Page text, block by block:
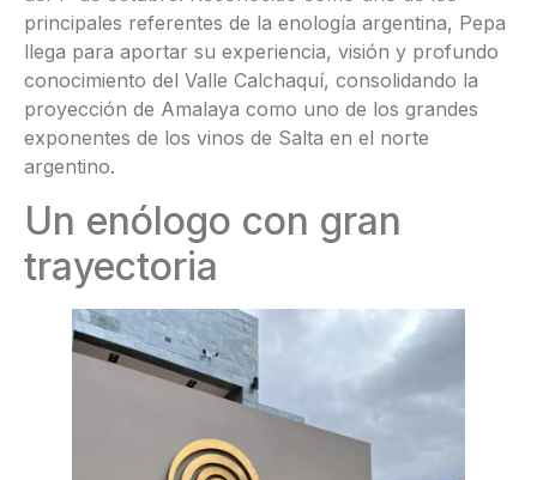
principales referentes de la enología argentina, Pepa
llega para aportar su experiencia, visión y profundo
conocimiento del Valle Calchaquí, consolidando la
proyección de Amalaya como uno de los grandes
exponentes de los vinos de Salta en el norte
argentino.
Un enólogo con gran
trayectoria